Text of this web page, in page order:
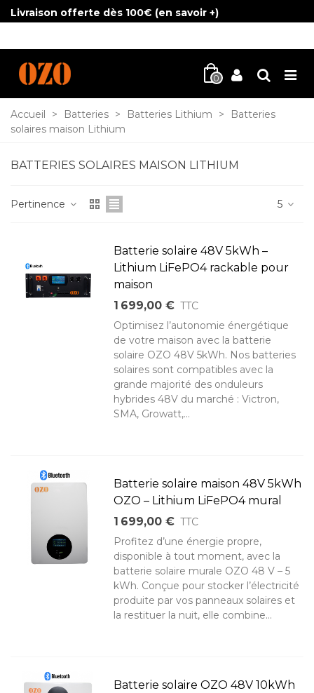
Livraison offerte dès 100€ (en savoir +)
0
Accueil > Batteries > Batteries Lithium >
Batteries
solaires maison Lithium
BATTERIES SOLAIRES MAISON LITHIUM
Pertinence 5
Batterie solaire 48V 5kWh –
Lithium LiFePO4 rackable pour
maison
1 699,00 € TTC
Optimisez l’autonomie énergétique
de votre maison avec la batterie
solaire OZO 48V 5kWh. Nos batteries
solaires sont compatibles avec la
grande majorité des onduleurs
hybrides 48V du marché : Victron,
SMA, Growatt,...
Batterie solaire maison 48V 5kWh
OZO – Lithium LiFePO4 mural
1 699,00 € TTC
Profitez d’une énergie propre,
disponible à tout moment, avec la
batterie solaire murale OZO 48 V – 5
kWh. Conçue pour stocker l’électricité
produite par vos panneaux solaires et
la restituer la nuit, elle combine...
Batterie solaire OZO 48V 10kWh